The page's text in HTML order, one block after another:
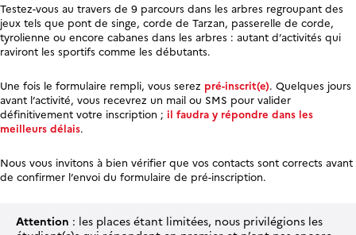
Testez-vous au travers de 9 parcours dans les arbres regroupant des
jeux tels que pont de singe, corde de Tarzan, passerelle de corde,
tyrolienne ou encore cabanes dans les arbres : autant d’activités qui
raviront les sportifs comme les débutants.
Une fois le formulaire rempli, vous serez pré-inscrit(e). Quelques jours
avant l’activité, vous recevrez un mail ou SMS pour valider
définitivement votre inscription ; il faudra y répondre dans les
meilleurs délais.
Nous vous invitons à bien vérifier que vos contacts sont corrects avant
de confirmer l’envoi du formulaire de pré-inscription.
Attention : les places étant limitées, nous privilégions les